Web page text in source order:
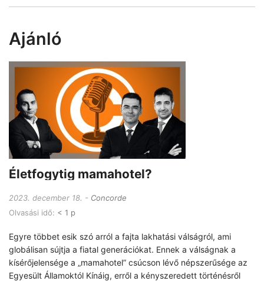
Ajánló
Életfogytig mamahotel?
2023. december 18.
Concorde
Olvasási idő: < 1 p
Egyre többet esik szó arról a fajta lakhatási válságról, ami
globálisan sújtja a fiatal generációkat. Ennek a válságnak a
kísérőjelensége a „mamahotel” csúcson lévő népszerűsége az
Egyesült Államoktól Kínáig, erről a kényszeredett történésről